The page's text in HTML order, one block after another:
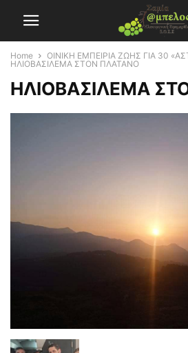
Home
ΟΙΝΙΚΗ ΕΜΠΕΙΡΙΑ ΖΩΗΣ ΓΙΑ 30
ΗΛΙΟΒΑΣΙΛΕΜΑ ΣΤΟΝ ΠΛΑΤΑΝΟ
ΗΛΙΟΒΑΣΙΛΕΜΑ